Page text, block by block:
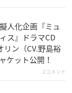
人化企画『ミュ
ス』ドラマCD
リン（CV.野島裕
ケット公開！
2コメント